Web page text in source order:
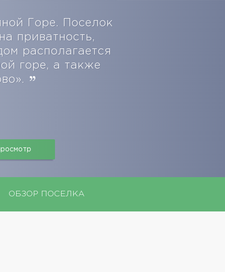
Горе. Поселок
приватность,
располагается
горе, а также
ОБЗОР ПОСЕЛКА